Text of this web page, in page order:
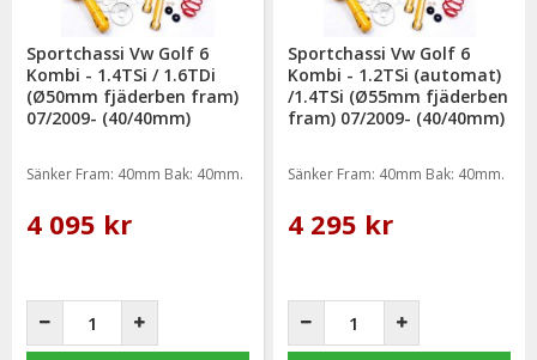
Sportchassi Vw Golf 6
Kombi - 1.4TSi / 1.6TDi
(Ø50mm fjäderben fram)
07/2009- (40/40mm)
Sänker Fram: 40mm Bak: 40mm.
4 095 kr
Sportchassi Vw Golf 6
Kombi - 1.2TSi (automat)
/1.4TSi (Ø55mm fjäderben
fram) 07/2009- (40/40mm)
Sänker Fram: 40mm Bak: 40mm.
4 295 kr